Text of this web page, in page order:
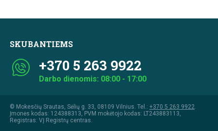
SKUBANTIEMS
+370 5 263 9922
Darbo dienomis: 08:00 - 17:00
© Mokesčių Srautas, Sėlių g. 33, 08109 Vilnius. Tel.: +370 5 263 9922
Įmonės kodas: 124388313, PVM mokėtojo kodas: LT243883113,
Registras: VĮ Registrų centras.